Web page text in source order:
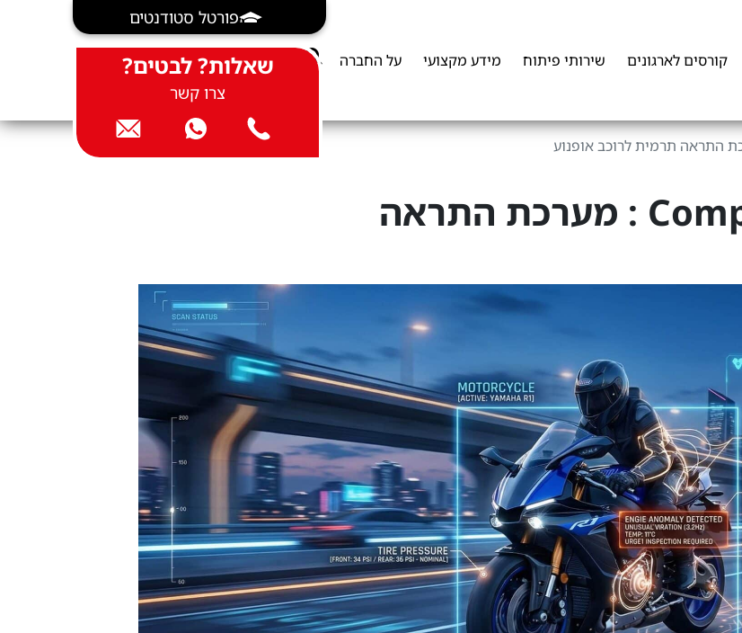
על החברה מידע מקצועי שירותי פיתוח קורסים לארגונים
פורטל סטודנטים
שאלות? לבטים?
צרו קשר
פרויקט Computer Vision : מערכת התראה